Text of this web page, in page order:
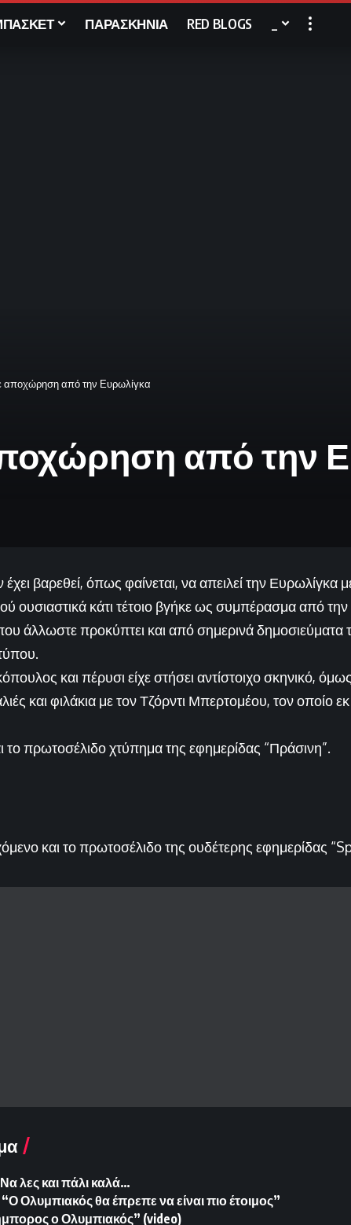
ΠΑΡΑΣΚΗΝΙΑ RED BLOGS
αποχώρηση από την Ευρωλίγκα
από την
βαρεθεί, όπως φαίνεται, να απειλεί την
ουσιαστικά κάτι τέτοιο βγήκε ως συμπέρασμα από την
άλλωστε προκύπτει και από σημερινά δημοσιεύματα
και πέρυσι είχε στήσει αντίστοιχο σκηνικό,
και φιλάκια με τον Τζόρντι Μπερτομέου, τον οποίο εκ
το πρωτοσέλιδο χτύπημα της εφημερίδας “Πράσινη”.
και το πρωτοσέλιδο της ουδέτερης εφημερίδας
λες και πάλι καλά…
Ολυμπιακός θα έπρεπε να είναι πιο έτοιμος”
ο Ολυμπιακός” (video)